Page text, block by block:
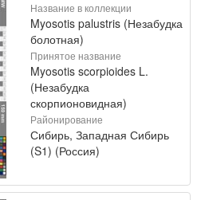
Название в коллекции
Myosotis palustris (Незабудка
болотная)
Принятое название
Myosotis scorpioides L.
(Незабудка
скорпионовидная)
Районирование
Сибирь, Западная Сибирь
(S1) (Россия)